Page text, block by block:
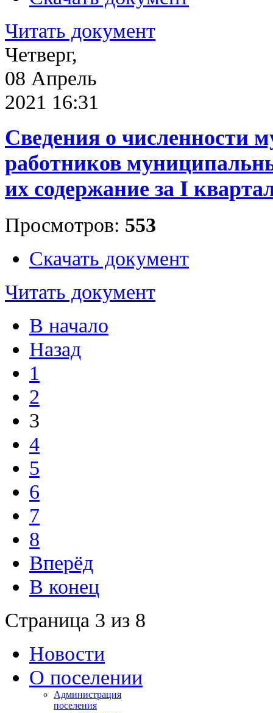
Читать документ
Четверг,
08 Апрель
2021 16:31
Сведения о численности
работников
их содержание за I
Просмотров: 553
Скачать документ
Читать документ
В начало
Назад
1
2
3
4
5
6
7
8
Вперёд
В конец
Страница 3 из 8
Новости
О поселении
Администрация
поселения